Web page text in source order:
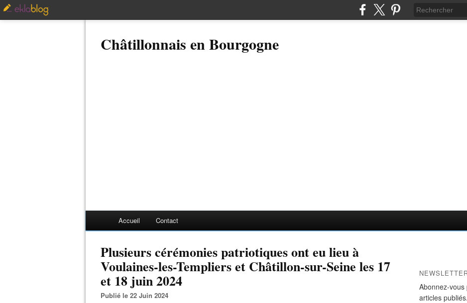
Châtillonnais en Bourgogne
Accueil Contact
Plusieurs cérémonies patriotiques ont eu lieu à
Voulaines-les-Templiers et Châtillon-sur-Seine les 17
et 18 juin 2024
Publié le 22 Juin 2024
Abonnez-
articles publiés.